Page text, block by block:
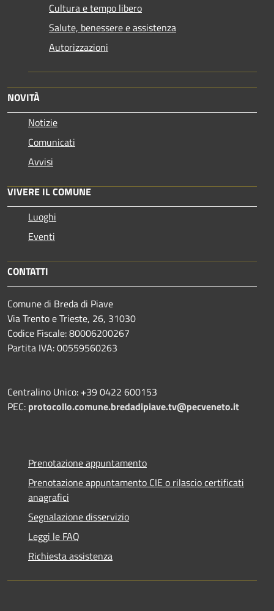
Cultura e tempo libero
Salute, benessere e assistenza
Autorizzazioni
NOVITÀ
Notizie
Comunicati
Avvisi
VIVERE IL COMUNE
Luoghi
Eventi
CONTATTI
Comune di Breda di Piave
Via Trento e Trieste, 26, 31030
Codice Fiscale: 80006200267
Partita IVA: 00559560263
Centralino Unico: +39 0422 600153
PEC: protocollo.comune.bredadipiave.tv@pecveneto.it
Prenotazione appuntamento
Prenotazione appuntamento CIE o rilascio certificati
anagrafici
Segnalazione disservizio
Leggi le FAQ
Richiesta assistenza